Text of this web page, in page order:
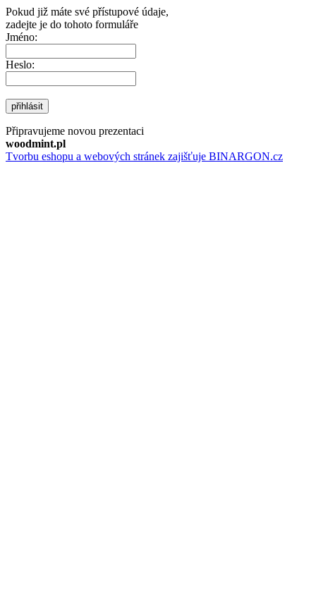
Pokud již máte své přístupové údaje,
zadejte je do tohoto formuláře
Jméno:
Heslo:
přihlásit
Připravujeme novou prezentaci
woodmint.pl
Tvorbu eshopu a webových stránek zajišťuje BINARGON.cz